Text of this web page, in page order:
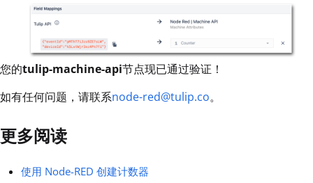
您的tulip-machine-api节点现已通过验证！
如有任何问题，请联系node-red@tulip.co。
更多阅读
使用 Node-RED 创建计数器